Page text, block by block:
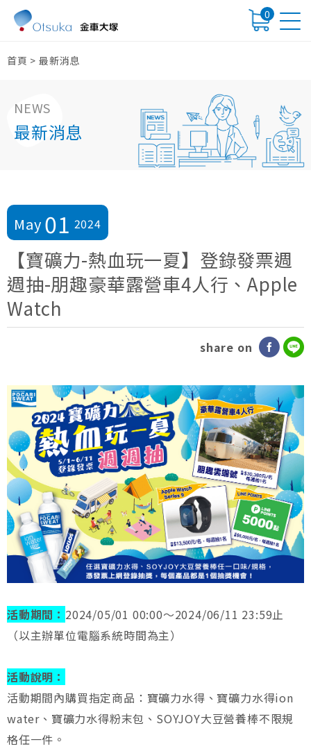
0
首頁 >最新消息
NEWS
最新消息
May 01 2024
【寶礦力-熱血玩一夏】登錄發票週
週抽-朋趣豪華露營車4人行、Apple
Watch
share on
活動期間： 2024/05/01 00:00～2024/06/11 23:59止
（以主辦單位電腦系統時間為主）
活動說明：
活動期間內購買指定商品：寶礦力水得、寶礦力水得ion
water、寶礦力水得粉末包、SOYJOY大豆營養棒不限規
格任一件。